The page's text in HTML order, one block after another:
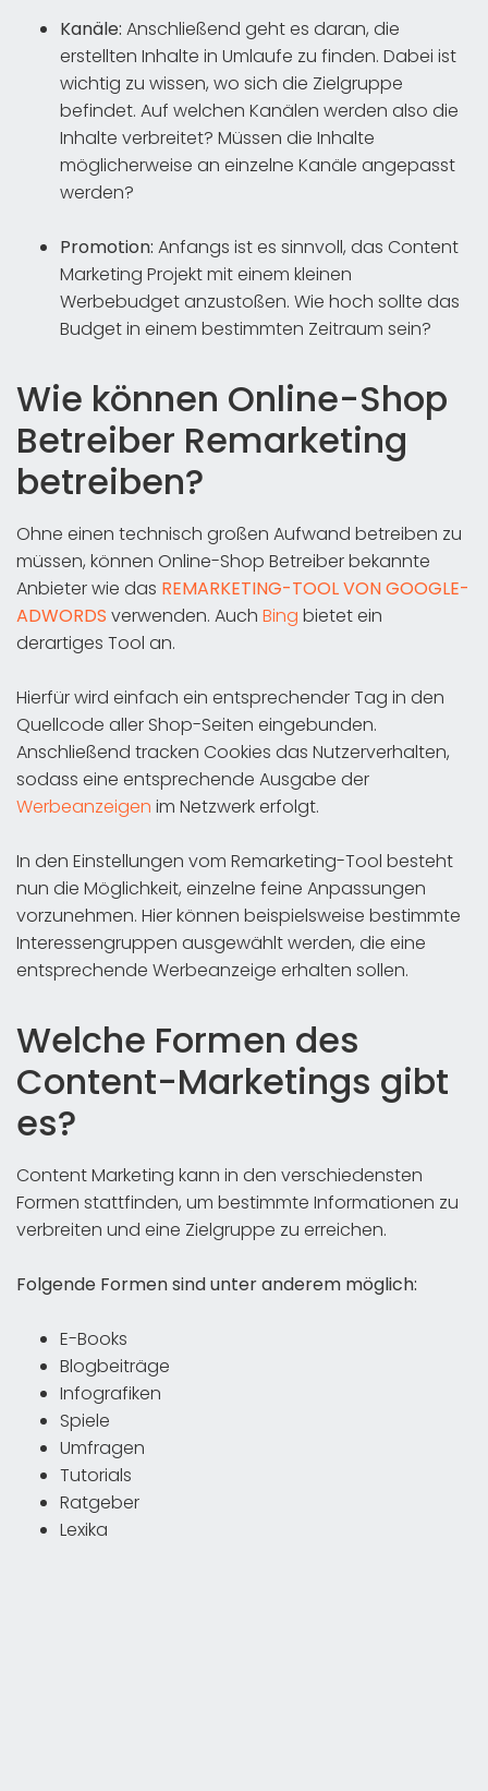
Kanäle: Anschließend geht es daran, die
erstellten Inhalte in Umlaufe zu finden. Dabei ist
wichtig zu wissen, wo sich die Zielgruppe
befindet. Auf welchen Kanälen werden also die
Inhalte verbreitet? Müssen die Inhalte
möglicherweise an einzelne Kanäle angepasst
werden?
Promotion: Anfangs ist es sinnvoll, das Content
Marketing Projekt mit einem kleinen
Werbebudget anzustoßen. Wie hoch sollte das
Budget in einem bestimmten Zeitraum sein?
Wie können Online-Shop
Betreiber Remarketing
betreiben?
Ohne einen technisch großen Aufwand betreiben zu
müssen, können Online-Shop Betreiber bekannte
Anbieter wie das REMARKETING-TOOL VON GOOGLE-
ADWORDS verwenden. Auch Bing bietet ein
derartiges Tool an.
Hierfür wird einfach ein entsprechender Tag in den
Quellcode aller Shop-Seiten eingebunden.
Anschließend tracken Cookies das Nutzerverhalten,
sodass eine entsprechende Ausgabe der
Werbeanzeigen im Netzwerk erfolgt.
In den Einstellungen vom Remarketing-Tool besteht
nun die Möglichkeit, einzelne feine Anpassungen
vorzunehmen. Hier können beispielsweise bestimmte
Interessengruppen ausgewählt werden, die eine
entsprechende Werbeanzeige erhalten sollen.
Welche Formen des
Content-Marketings gibt
es?
Content Marketing kann in den verschiedensten
Formen stattfinden, um bestimmte Informationen zu
verbreiten und eine Zielgruppe zu erreichen.
Folgende Formen sind unter anderem möglich:
E-Books
Blogbeiträge
Infografiken
Spiele
Umfragen
Tutorials
Ratgeber
Lexika